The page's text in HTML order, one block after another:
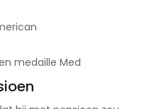
medaille Med